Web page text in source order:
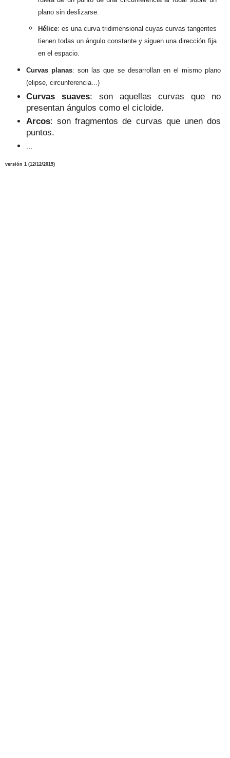
plano sin deslizarse.
Hélice: es una curva tridimensional cuyas curvas tangentes
tienen todas un ángulo constante y siguen una dirección fija
en el espacio.
Curvas planas: son las que se desarrollan en el mismo plano
(elipse, circunferencia...)
Curvas suaves: son aquellas curvas que no
presentanángulos como el cicloide.
Arcos: sonfragmentos de curvas que unen dos
puntos.
versión 1 (12/12/2015)